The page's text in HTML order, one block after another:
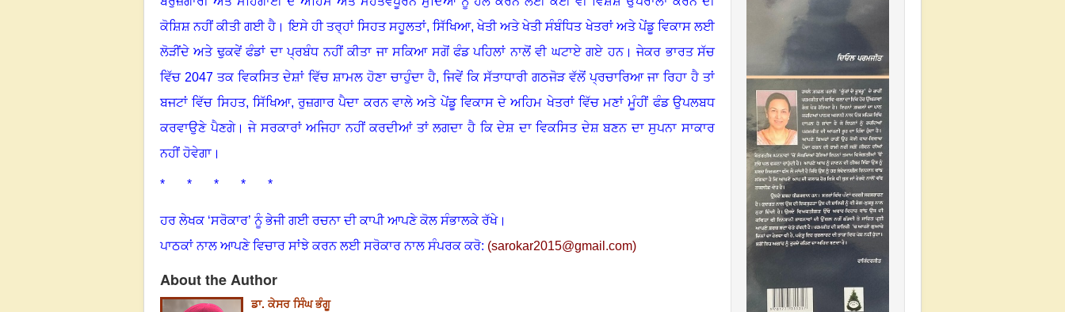
ਕੋਸ਼ਿਸ਼ ਨਹੀਂ ਕੀਤੀ ਗਈ ਹੈ ।ਇਸੇ ਹੀ ਤਰ੍ਹਾਂ ਸਿਹਤ ਸਹੂਲਤਾਂ,ਸਿੱਖਿਆ,ਖੇਤੀ ਅਤੇ ਖੇਤੀ ਸੰਬੰਧਿਤ ਖੇਤਰਾਂ ਅਤੇ ਪੇਂਡੂ ਵਿਕਾਸ ਲਈ
ਲੋੜੀਂਦੇ ਅਤੇ ਢੁਕਵੇਂ ਫੰਡਾਂ ਦਾ ਪ੍ਰਬੰਧ ਨਹੀਂ ਕੀਤਾ ਜਾ ਸਕਿਆ ਸਗੋਂ ਫੰਡ ਪਹਿਲਾਂ ਨਾਲੋਂ ਵੀ ਘਟਾਏ ਗਏ ਹਨ।ਜੇਕਰ ਭਾਰਤ ਸੱਚ
ਵਿੱਚ 2047 ਤਕ ਵਿਕਸਿਤ ਦੇਸ਼ਾਂ ਵਿੱਚ ਸ਼ਾਮਲ ਹੋਣਾ ਚਾਹੁੰਦਾ ਹੈ, ਜਿਵੇਂ ਕਿ ਸੱਤਾਧਾਰੀ ਗਠਜੋੜ ਵੱਲੋਂ ਪ੍ਰਚਾਰਿਆ ਜਾ ਰਿਹਾ ਹੈ ਤਾਂ
ਬਜਟਾਂ ਵਿੱਚ ਸਿਹਤ, ਸਿੱਖਿਆ,ਰੁਜ਼ਗਾਰ ਪੈਦਾ ਕਰਨ ਵਾਲੇ ਅਤੇ ਪੇਂਡੂ ਵਿਕਾਸ ਦੇ ਅਹਿਮ ਖੇਤਰਾਂ ਵਿੱਚ ਮਣਾਂ ਮੂੰਹੀਂ ਫੰਡ ਉਪਲਬਧ
ਕਰਵਾਉਣੇ ਪੈਣਗੇ।ਜੇ ਸਰਕਾਰਾਂ ਅਜਿਹਾ ਨਹੀਂ ਕਰਦੀਆਂ ਤਾਂ ਲਗਦਾ ਹੈ ਕਿ ਦੇਸ਼ ਦਾ ਵਿਕਸਿਤ ਦੇਸ਼ ਬਣਨ ਦਾ ਸੁਪਨਾ ਸਾਕਾਰ
ਨਹੀਂ ਹੋਵੇਗਾ ।
* * * * *
ਹਰ ਲੇਖਕ ‘ਸਰੋਕਾਰ’ ਨੂੰ ਭੇਜੀ ਗਈ ਰਚਨਾ ਦੀ ਕਾਪੀ ਆਪਣੇ ਕੋਲ ਸੰਭਾਲਕੇ ਰੱਖੇ।
ਪਾਠਕਾਂ ਨਾਲ ਆਪਣੇ ਵਿਚਾਰ ਸਾਂਝੇ ਕਰਨ ਲਈ ਸਰੋਕਾਰ ਨਾਲ ਸੰਪਰਕ ਕਰੋ: (sarokar2015@gmail.com)
About the Author
ਡਾ. ਕੇਸਰ ਸਿੰਘ ਭੰਗੂ